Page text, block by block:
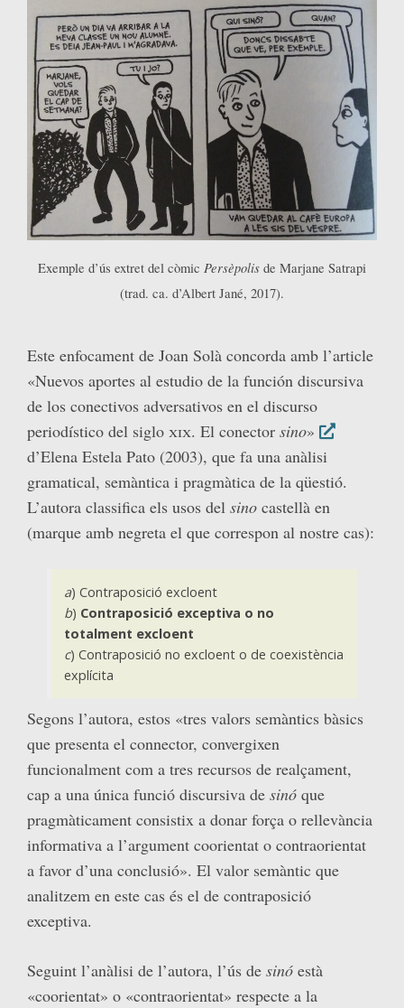
Exemple d’ús extret del còmic Persèpolis de Marjane Satrapi
(trad. ca. d’Albert Jané, 2017).
Este enfocament de Joan Solà concorda amb l’article
«Nuevos aportes al estudio de la función discursiva
de los conectivos adversativos en el discurso
periodístico del siglo xix. El conector sino»
d’Elena Estela Pato (2003), que fa una anàlisi
gramatical, semàntica i pragmàtica de la qüestió.
L’autora classifica els usos del sino castellà en
(marque amb negreta el que correspon al nostre cas):
a) Contraposició excloent
b) Contraposició exceptiva o no
totalment excloent
c) Contraposició no excloent o de coexistència
explícita
Segons l’autora, estos «tres valors semàntics bàsics
que presenta el connector, convergixen
funcionalment com a tres recursos de realçament,
cap a una única funció discursiva de sinó que
pragmàticament consistix a donar força o rellevància
informativa a l’argument coorientat o contraorientat
a favor d’una conclusió». El valor semàntic que
analitzem en este cas és el de contraposició
exceptiva.
Seguint l’anàlisi de l’autora, l’ús de sinó està
«coorientat» o «contraorientat» respecte a la